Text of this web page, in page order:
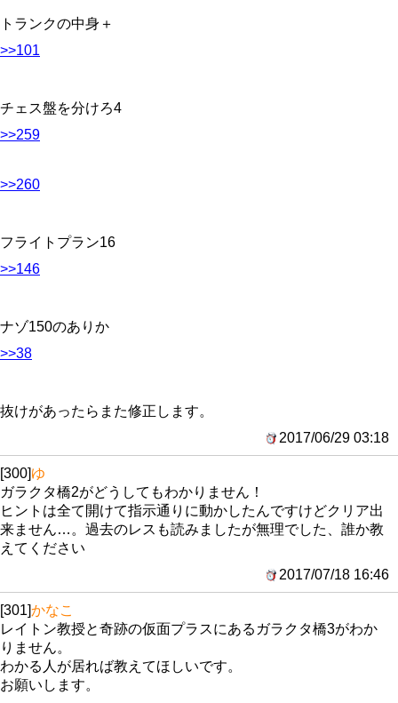
トランクの中身＋
>>101
チェス盤を分けろ4
>>259
>>260
フライトプラン16
>>146
ナゾ150のありか
>>38
抜けがあったらまた修正します。
2017/06/29 03:18
[300]ゆ
ガラクタ橋2がどうしてもわかりません！
ヒントは全て開けて指示通りに動かしたんですけどクリア出
来ません…。過去のレスも読みましたが無理でした、誰か教
えてください
2017/07/18 16:46
[301]かなこ
レイトン教授と奇跡の仮面プラスにあるガラクタ橋3がわか
りません。
わかる人が居れば教えてほしいです。
お願いします。